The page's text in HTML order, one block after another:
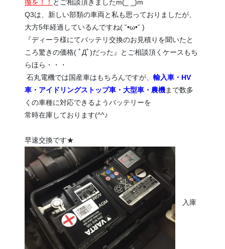
換を！！ とご相談頂きましたm(_ _)m
Q3は、新しい部類の車両と私も思っておりましたが、
大方5年経過しているんですね( ˘•ω•˘ )
『ディーラ様にてバッテリ交換のお見積りを聞いたと
ころ驚きの価格( ﾟДﾟ)だった』とご相談頂くケースもち
らほら・・・
石丸電機では国産車はもちろんですが、輸入車・HV
車・アイドリングストップ車・大型車・農機まで数多
くの車種に対応できるようバッテリーを
常時在庫しております(^^♪
早速交換です★
入庫